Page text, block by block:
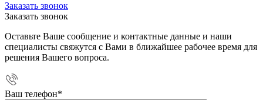
Заказать звонок
Заказать звонок
Оставьте Ваше сообщение и контактные данные и наши
специалисты свяжутся с Вами в ближайшее рабочее время для
решения Вашего вопроса.
Ваш телефон*